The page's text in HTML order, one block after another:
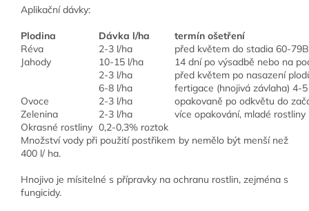
Aplikační dávky:
Plodina Dávka l/ha
termín ošetření
Réva
2-3 l/ha
před květem do stadia 60-
Jahody
10-15 l/ha
14 dní po výsadbě nebo na
2-3 l/ha
před květem po nasazení
6-8 l/ha
fertigace (hnojivá závlaha) 4-
Ovoce
2-3 l/ha
opakovaně po odkvětu do
Zelenina
2-3 l/ha
více opakování, mladé
Okrasné rostliny 0,2-0,3% roztok
Množství vody při použití postřikem by nemělo být menší než
400 l/ ha.
Hnojivo je mísitelné s přípravky na ochranu rostlin, zejména s
fungicidy.